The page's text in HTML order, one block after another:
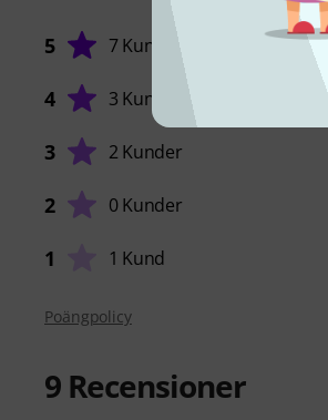
5 7 Kunder
4 3 Kunder
3 2 Kunder
2 0 Kunder
1 1 Kund
Poängpolicy
9 Recensioner